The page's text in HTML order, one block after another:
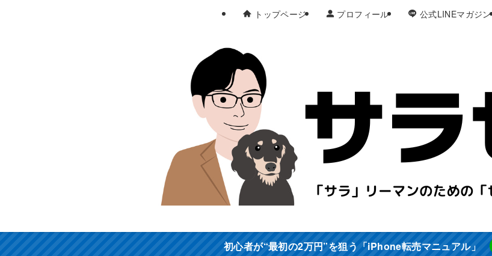
トップページ プロフィール 公式LINEマガジン
初心者が“最初の2万円”を狙う「iPhone転売マニュアル」